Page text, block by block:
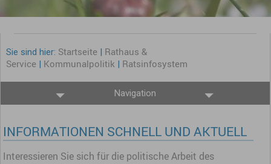
Sie sind hier: Startseite | Rathaus &
Service | Kommunalpolitik | Ratsinfosystem
Navigation
INFORMATIONEN SCHNELL UND AKTUELL
Interessieren Sie sich für die politische Arbeit des